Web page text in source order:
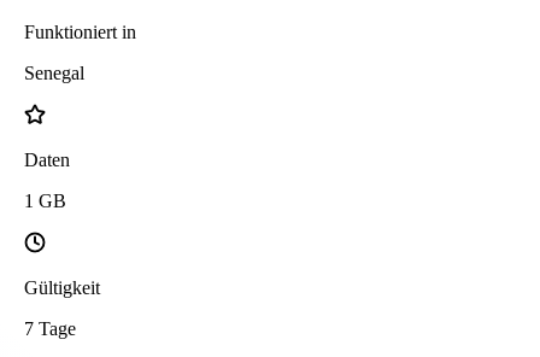
Funktioniert in
Senegal
Daten
1 GB
Gültigkeit
7 Tage